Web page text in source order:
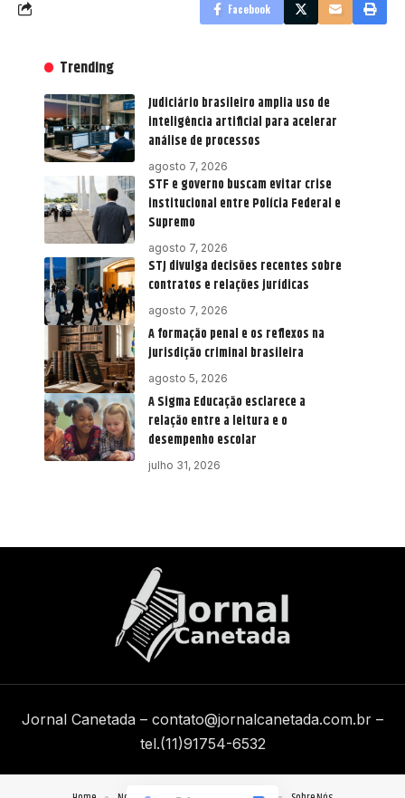
Facebook
Trending
Judiciário brasileiro amplia uso de
inteligência artificial para acelerar
análise de processos
agosto 7, 2026
STF e governo buscam evitar crise
institucional entre Polícia Federal e
Supremo
agosto 7, 2026
STJ divulga decisões recentes sobre
contratos e relações jurídicas
agosto 7, 2026
A formação penal e os reflexos na
jurisdição criminal brasileira
agosto 5, 2026
A Sigma Educação esclarece a
relação entre a leitura e o
desempenho escolar
julho 31, 2026
Jornal Canetada – contato@jornalcanetada.com.br –
tel.(11)91754-6532